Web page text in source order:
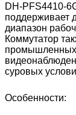
DH-PFS4410-
поддерживает
диапазон
Коммутатор
промышленных
суровых
Особенности: